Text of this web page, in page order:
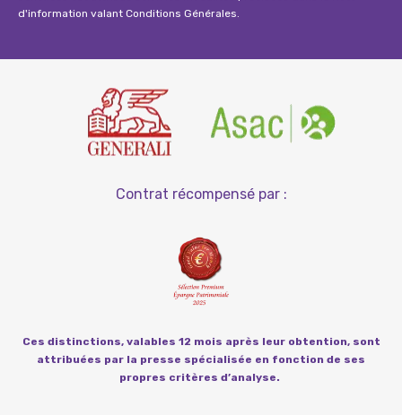
d'information valant Conditions Générales.
Contrat récompensé par :
Ces distinctions, valables 12 mois après leur obtention, sont
attribuées par la presse spécialisée en fonction de ses
propres critères d’analyse.